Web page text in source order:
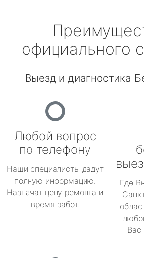
официального
Выезд и диагностика
Любой вопрос
по телефону
Наши специалисты дадут
полную информацию.
Назначат цену ремонта и
время работ.
Где
Вас